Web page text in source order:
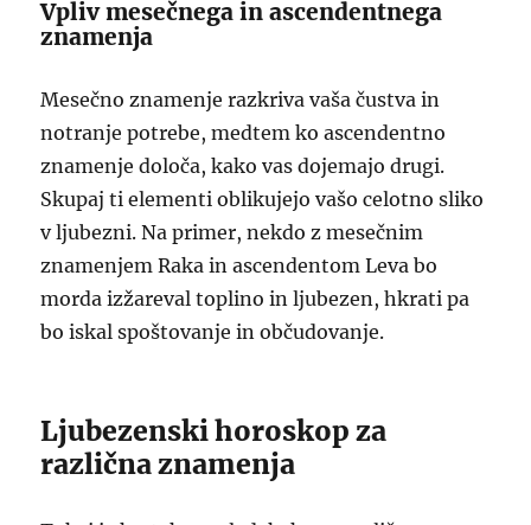
Vpliv mesečnega in ascendentnega
znamenja
Mesečno znamenje razkriva vaša čustva in
notranje potrebe, medtem ko ascendentno
znamenje določa, kako vas dojemajo drugi.
Skupaj ti elementi oblikujejo vašo celotno sliko
v ljubezni. Na primer, nekdo z mesečnim
znamenjem Raka in ascendentom Leva bo
morda izžareval toplino in ljubezen, hkrati pa
bo iskal spoštovanje in občudovanje.
Ljubezenski horoskop za
različna znamenja